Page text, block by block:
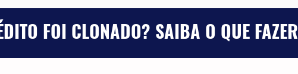
FOI CLONADO? SAIBA O QUE FAZER